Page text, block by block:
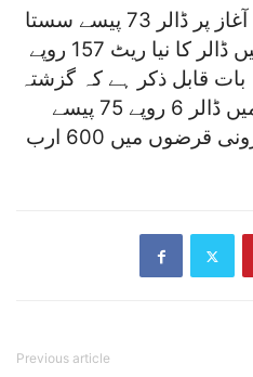
مارکیٹ میں آج کاروبار کے آغاز پر ڈالر 73 پیسے سستا
ہو گیا، انٹربینک مارکیٹ میں ڈالر کا نیا ریٹ 157 روپے
بات قابل ذکر ہے کہ گزشتہ
دو ماہ کے دوران انٹربینک میں ڈالر 6 روپے 75 پیسے
سستا ہوا ہے جس سے بیرونی قرضوں میں 600 ارب
Previous article